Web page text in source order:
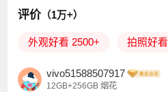
评价 （1万+）
外观好看 2500+ 拍照好
vivo51588507917
12GB+256GB 烟花